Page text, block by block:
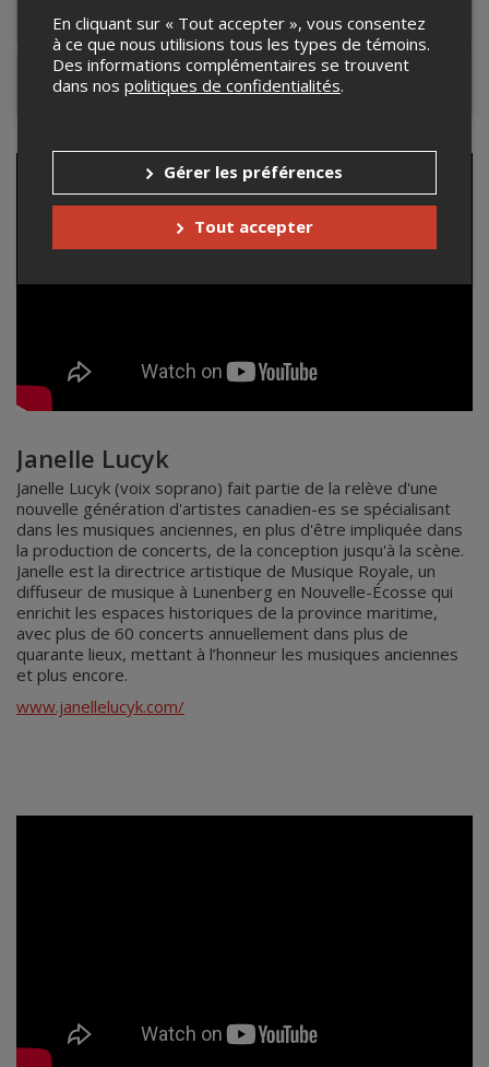
Lieu de l'événement
Contacter l'organisateur
Janelle Lucyk
Janelle Lucyk (voix soprano) fait partie de la relève d'une
nouvelle génération d'artistes canadien-es se spécialisant
dans les musiques anciennes, en plus d'être impliquée dans
la production de concerts, de la conception jusqu'à la scène.
Janelle est la directrice artistique de Musique Royale, un
diffuseur de musique à Lunenberg en Nouvelle-Écosse qui
enrichit les espaces historiques de la province maritime,
avec plus de 60 concerts annuellement dans plus de
quarante lieux, mettant à l’honneur les musiques anciennes
et plus encore.
www.janellelucyk.com/
En cliquant sur « Tout accepter », vous consentez
à ce que nous utilisions tous les types de témoins.
Des informations complémentaires se trouvent
dans nos politiques de confidentialités.
Gérer les préférences
Tout accepter